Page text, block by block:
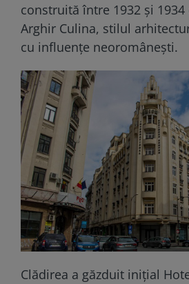
construită între 1932 și
Arghir Culina, stilul
cu influențe neoromânești.
Clădirea a găzduit inițial